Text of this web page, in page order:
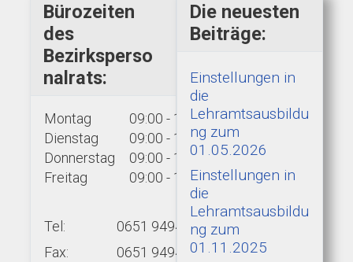
Bürozeiten
des
Bezirksperso
nalrats:
Montag
09:00 - 15:00 Uhr
Dienstag
09:00 - 15:00 Uhr
Donnerstag
09:00 - 15:00 Uhr
Freitag
09:00 - 13:00 Uhr
Tel:
0651 9494-439
Fax:
0651 9494-422
Die neuesten
Beiträge:
Einstellungen in
die
Lehramtsausbildu
ng zum
01.05.2026
Einstellungen in
die
Lehramtsausbildu
ng zum
01.11.2025